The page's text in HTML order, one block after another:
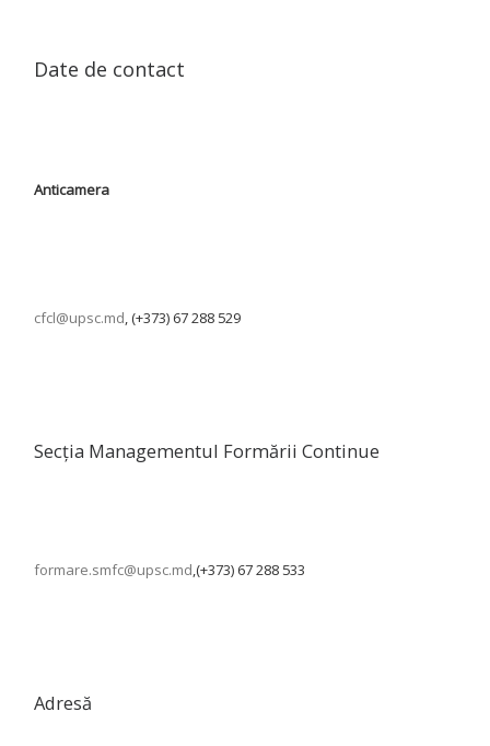
Date de contact
Anticamera
cfcl@upsc.md, (+373) 67 288 529
Secția Managementul Formării Continue
formare.smfc@upsc.md,(+373) 67 288 533
Adresă